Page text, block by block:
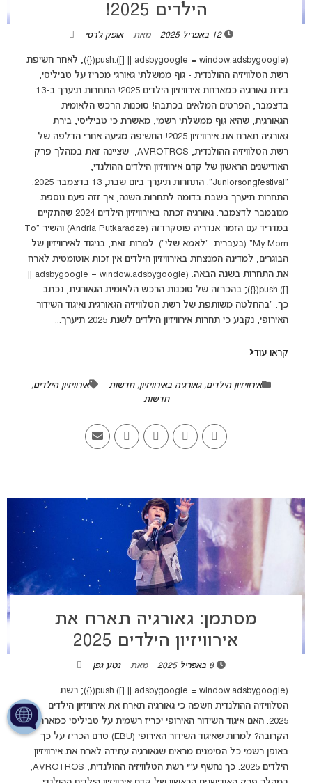
הילדים 2025!
12 באפריל 2025 מאת אופק ג'רסי
(adsbygoogle = window.adsbygoogle || []).push({}); לאחר חשיפת
רשת הטלוויזיה ההולנדית - גוף ממשלתי גאורגי מכריז על טביליסי,
בירת גאורגיה כמארחת אירוויזיון הילדים 2025! התחרות תיערך ב-13
בדצמבר, הפרטים המלאים בכתבה! סוכנות הרכש הלאומית
הגאורגית, שהיא גוף ממשלתי רשמי, מאשרת כי טביליסי, בירת
גאורגיה תארח את אירוויזיון 2025! החשיפה מגיעה אחרי הדלפה של
רשת הטלוויזיה ההולנדית, AVROTROS, שציינה זאת במהלך פרק
האודישנים הראשון של קדם אירוויזיון הילדים ההולנדי,
"Juniorsongfestival". התחרות תיערך ביום שבת, 13 בדצמבר 2025.
התחרות תיערך בשבת בדומה לתחרות השנה, אך זזה פעם נוספת
מנובמבר לדצמבר. גאורגיה זכתה באירוויזיון הילדים 2024 שהתקיים
במדריד עם הזמר אנדריה פוטקרדזה (Andria Putkaradze) והשיר "To
My Mom" (בעברית: "לאמא שלי"). למרות זאת, בניגוד לאירוויזיון של
הבוגרים, למדינה המנצחת באירוויזיון הילדים אין זכות אוטומטית לארח
[]).push({}); בהכרזה של סוכנות הרכש הלאומית הגאורגית, נכתב
כך: "בהחלטה משותפת של רשת הטלוויזיה הגאורגית ואיגוד השידור
האירופי, נקבע כי תחרות אירוויזיון הילדים לשנת 2025 תיערך...
קראו עוד
אירוויזיון הילדים,גאורגיה באירוויזיון,חדשות אירוויזיון הילדים,
חדשות
מסתמן: גאורגיה תארח את
אירוויזיון הילדים 2025
8 באפריל 2025 מאת נטע גפן
(adsbygoogle = window.adsbygoogle || []).push({}); רשת
הטלוויזיה ההולנדית חשפה כי גאורגיה תארח את אירוויזיון הילדים
2025. האם איגוד השידור האירופי יכריז רשמית על טביליסי כמארחת
הקרובה? למרות שאיגוד השידור האירופי (EBU) טרם הכריז על כך
באופן רשמי כל הסימנים מראים שגאורגיה עתידה לארח את אירוויזיון
הילדים 2025. כך נחשף ע"י רשת הטלוויזיה ההולנדית, AVROTROS,